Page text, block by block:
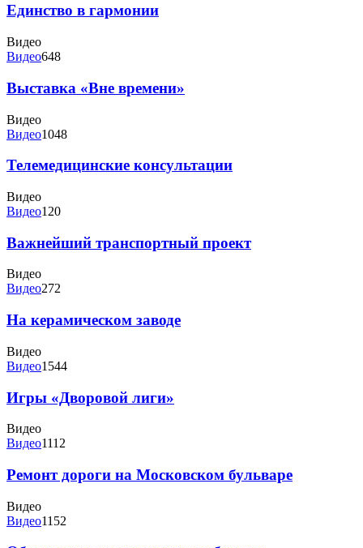
Единство в гармонии
Видео
Видео648
Выставка «Вне времени»
Видео
Видео1048
Телемедицинские консультации
Видео
Видео120
Важнейший транспортный проект
Видео
Видео272
На керамическом заводе
Видео
Видео1544
Игры «Дворовой лиги»
Видео
Видео1112
Ремонт дороги на Московском бульваре
Видео
Видео1152